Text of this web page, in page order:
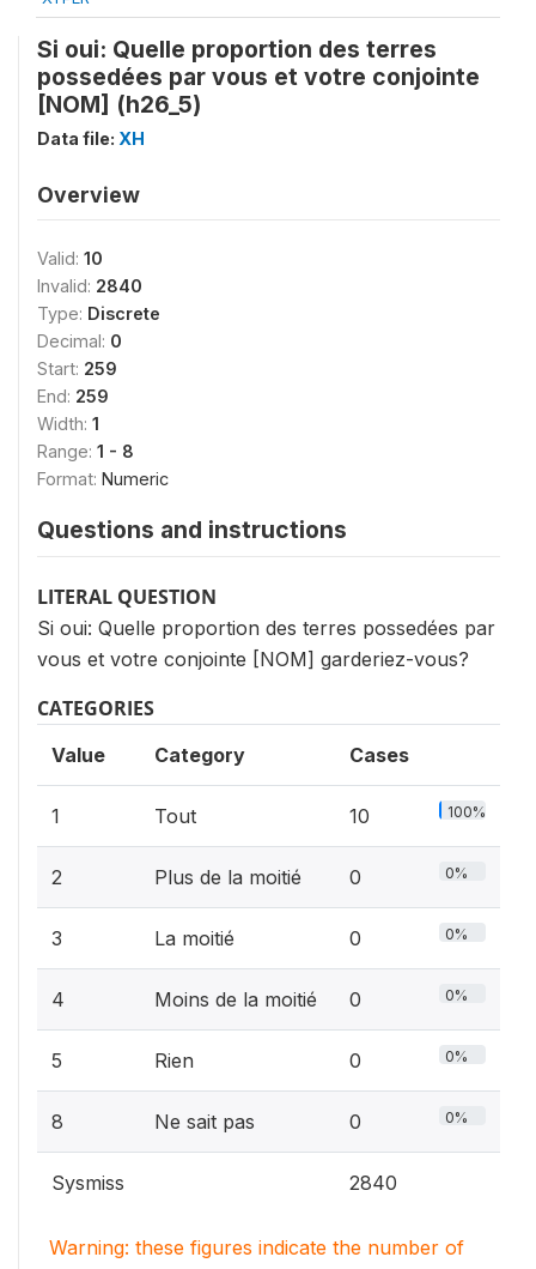
Si oui: Quelle proportion des terres
possedées par vous et votre conjointe
[NOM] (h26_5)
Data file: XH
Overview
Valid: 10
Invalid: 2840
Type: Discrete
Decimal: 0
Start: 259
End: 259
Width: 1
Range: 1 - 8
Format: Numeric
Questions and instructions
LITERAL QUESTION
Si oui: Quelle proportion des terres possedées par
vous et votre conjointe [NOM] garderiez-vous?
CATEGORIES
Value Category Cases
1 Tout 10 100%
2 Plus de la moitié 0 0%
3 La moitié 0 0%
4 Moins de la moitié 0 0%
5 Rien 0 0%
8 Ne sait pas 0 0%
Sysmiss 2840
Warning: these figures indicate the number of